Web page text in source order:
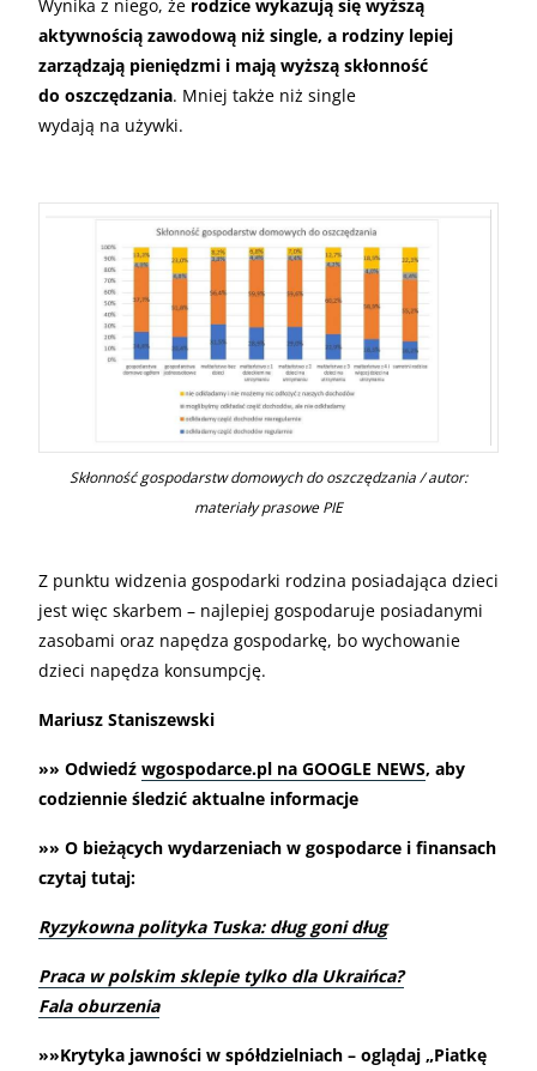
Wynika z niego, że rodzice wykazują się wyższą
aktywnością zawodową niż single, a rodziny lepiej
zarządzają pieniędzmi i mają wyższą skłonność
do oszczędzania. Mniej także niż single
wydają na używki.
Skłonność gospodarstw domowych do oszczędzania / autor:
materiały prasowe PIE
Z punktu widzenia gospodarki rodzina posiadająca dzieci
jest więc skarbem – najlepiej gospodaruje posiadanymi
zasobami oraz napędza gospodarkę, bo wychowanie
dzieci napędza konsumpcję.
Mariusz Staniszewski
»» Odwiedź wgospodarce.pl na GOOGLE NEWS, aby
codziennie śledzić aktualne informacje
»» O bieżących wydarzeniach w gospodarce i finansach
czytaj tutaj:
Ryzykowna polityka Tuska: dług goni dług
Praca w polskim sklepie tylko dla Ukraińca?
Fala oburzenia
»»Krytyka jawności w spółdzielniach – oglądaj „Piatkę